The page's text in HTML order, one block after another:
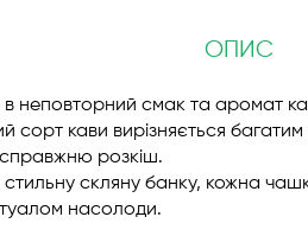
ОПИС
неповторний смак та аромат
сорт кави вирізняється
розкіш.
скляну банку, кожна
насолоди.